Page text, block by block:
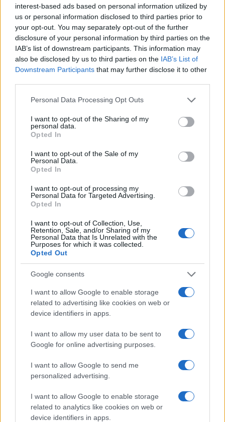
interest-based ads based on personal information utilized by
us or personal information disclosed to third parties prior to
your opt-out. You may separately opt-out of the further
disclosure of your personal information by third parties on the
IAB’s list of downstream participants. This information may
also be disclosed by us to third parties on the IAB’s List of
Downstream Participants that may further disclose it to other
Please note that this website/app uses one or more Google
not limited to your visit or usage behaviour. You may click to
grant or deny consent to Google and its third-party tags to
use your data for below specified purposes in below Google
consent section.
Personal Data Processing Opt Outs
I want to opt-out of the Sharing of my
personal data.
Opted In
I want to opt-out of the Sale of my
Personal Data.
Opted In
I want to opt-out of processing my
Personal Data for Targeted Advertising.
Opted In
I want to opt-out of Collection, Use,
Retention, Sale, and/or Sharing of my
Personal Data that Is Unrelated with the
Purposes for which it was collected.
Opted Out
Google consents
I want to allow Google to enable storage
related to advertising like cookies on web or
device identifiers in apps.
I want to allow my user data to be sent to
Google for online advertising purposes.
I want to allow Google to send me
personalized advertising.
I want to allow Google to enable storage
related to analytics like cookies on web or
device identifiers in apps.
CRÓNICA
Cómo escribir crónicas culturales con
Explora las técnicas esenciales para escribir crónicas
culturales…
CRÓNICA
fallece durante un incendio en un hotel